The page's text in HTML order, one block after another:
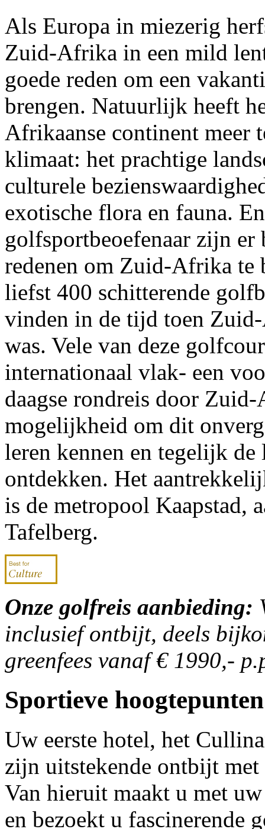
Als Europa in miezerig
Zuid-Afrika in een mild
goede reden om een
brengen. Natuurlijk heeft
Afrikaanse continent meer
klimaat: het prachtige
culturele
exotische flora en fauna.
golfsportbeoefenaar zijn er
redenen om Zuid-Afrika te
liefst 400 schitterende
vinden in de tijd toen
was. Vele van deze
internationaal vlak- een
daagse rondreis door
mogelijkheid om dit
leren kennen en tegelijk de
ontdekken. Het
is de metropool Kaapstad,
Tafelberg.
Onze golfreis aanbieding:
inclusief ontbijt, deels
greenfees vanaf € 1990,-
Sportieve
Uw eerste hotel, het
zijn uitstekende ontbijt met
Van hieruit maakt u met
en bezoekt u fascinerende